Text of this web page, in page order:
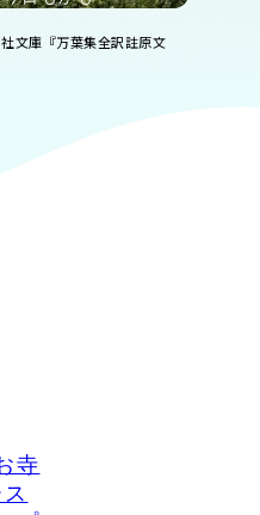
文庫『万葉集全訳註原文
寺